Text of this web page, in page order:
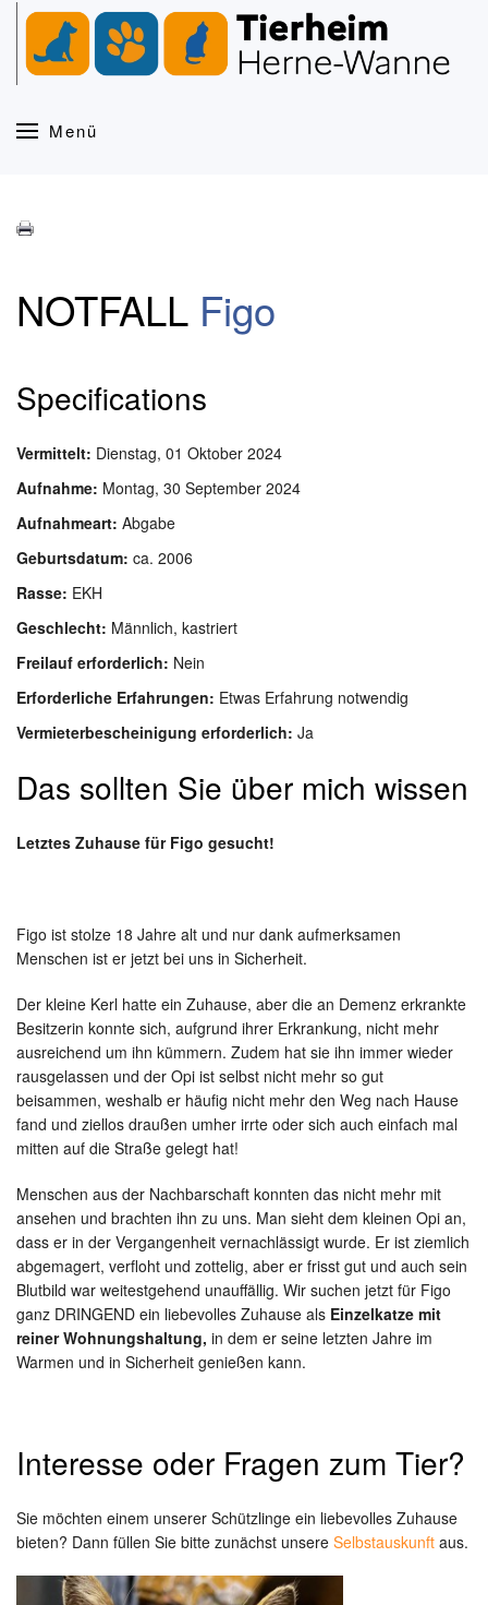
Zum Hauptinhalt springen
Menü
NOTFALL Figo
Specifications
Vermittelt: Dienstag, 01 Oktober 2024
Aufnahme: Montag, 30 September 2024
Aufnahmeart: Abgabe
Geburtsdatum: ca. 2006
Rasse: EKH
Geschlecht: Männlich, kastriert
Freilauf erforderlich: Nein
Erforderliche Erfahrungen: Etwas Erfahrung notwendig
Vermieterbescheinigung erforderlich: Ja
Das sollten Sie über mich wissen
Letztes Zuhause für Figo gesucht!
Figo ist stolze 18 Jahre alt und nur dank aufmerksamen
Menschen ist er jetzt bei uns in Sicherheit.
Der kleine Kerl hatte ein Zuhause, aber die an Demenz erkrankte
Besitzerin konnte sich, aufgrund ihrer Erkrankung, nicht mehr
ausreichend um ihn kümmern. Zudem hat sie ihn immer wieder
rausgelassen und der Opi ist selbst nicht mehr so gut
beisammen, weshalb er häufig nicht mehr den Weg nach Hause
fand und ziellos draußen umher irrte oder sich auch einfach mal
mitten auf die Straße gelegt hat!
Menschen aus der Nachbarschaft konnten das nicht mehr mit
ansehen und brachten ihn zu uns. Man sieht dem kleinen Opi an,
dass er in der Vergangenheit vernachlässigt wurde. Er ist ziemlich
abgemagert, verfloht und zottelig, aber er frisst gut und auch sein
Blutbild war weitestgehend unauffällig. Wir suchen jetzt für Figo
ganz DRINGEND ein liebevolles Zuhause als Einzelkatze mit
reiner Wohnungshaltung, in dem er seine letzten Jahre im
Warmen und in Sicherheit genießen kann.
Interesse oder Fragen zum Tier?
Sie möchten einem unserer Schützlinge ein liebevolles Zuhause
bieten? Dann füllen Sie bitte zunächst unsere Selbstauskunft aus.